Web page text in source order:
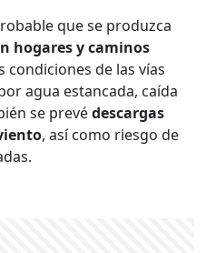
que se produzca
hogares y caminos
condiciones de las vías
agua estancada, caída
se prevédescargas
, así como riesgo de